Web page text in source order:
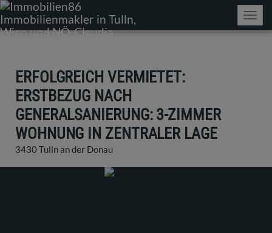
ERFOLGREICH VERMIETET:
ERSTBEZUG NACH
GENERALSANIERUNG: 3-ZIMMER
WOHNUNG IN ZENTRALER LAGE
3430 Tulln an der Donau